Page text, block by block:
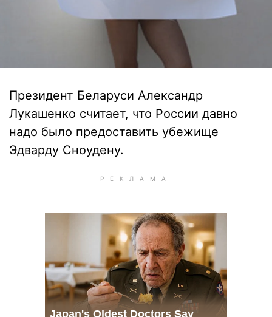
Президент Беларуси Александр
Лукашенко считает, что России давно
надо было предоставить убежище
Эдварду Сноудену.